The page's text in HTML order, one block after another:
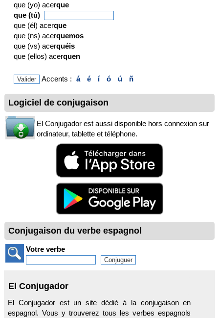
que (yo) acerque
que (tú)
que (él) acerque
que (ns) acerquemos
que (vs) acerquéis
que (ellos) acerquen
Accents : á é í ó ú ñ
Logiciel de conjugaison
El Conjugador est aussi disponible hors connexion sur
ordinateur, tablette et téléphone.
Conjugaison du verbe espagnol
Votre verbe
El Conjugador
El Conjugador est un site dédié à la conjugaison en
espagnol. Vous y trouverez tous les verbes espagnols